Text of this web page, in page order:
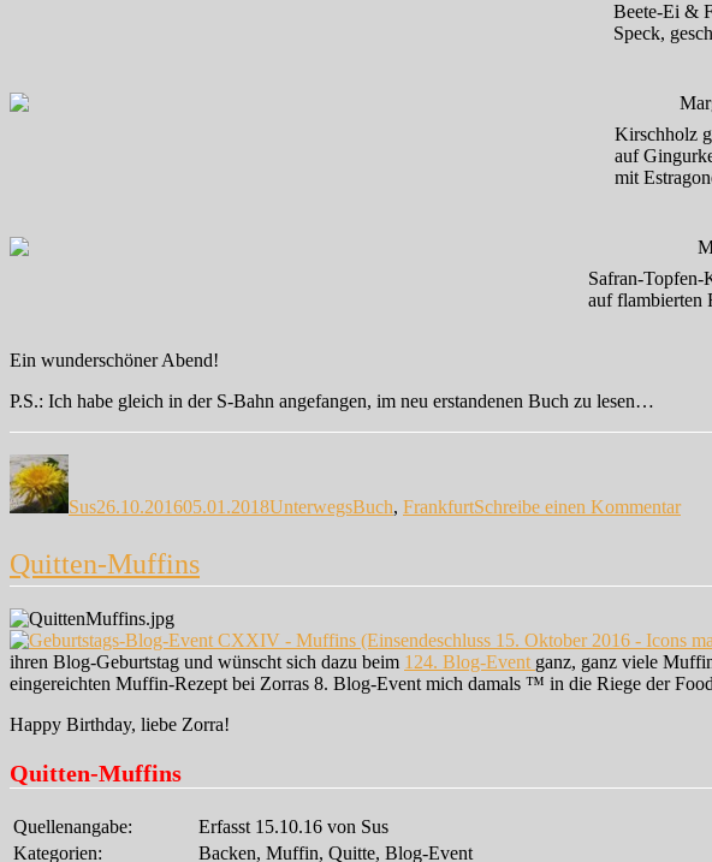
Beete-Ei &
Speck,
Kirschholz
auf
mit
Safran-Topfen-
auf flambierten
Ein wunderschöner Abend!
P.S.: Ich habe gleich in der S-Bahn angefangen, im neu erstandenen Buch zu lesen…
Autor
Sus26.10.201605.01.2018UnterwegsBuch, FrankfurtSchreibe einen Kommentar
Quitten-Muffins
ihren Blog-Geburtstag und wünscht sich dazu beim 124. Blog-Event ganz, ganz viele
eingereichten Muffin-Rezept bei Zorras 8. Blog-Event mich damals ™ in die Riege der
Happy Birthday, liebe Zorra!
Quitten-Muffins
Quellenangabe:
Erfasst 15.10.16 von Sus
Kategorien:
Backen, Muffin, Quitte, Blog-Event